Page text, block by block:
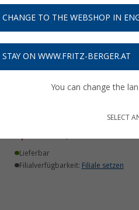
Lieferbar
Filialverfügbarkeit: Filiale setzen
CHANGE TO THE WEBSHOP IN
STAY ON WWW.FRITZ-BERGER.AT
You can change the
SELECT